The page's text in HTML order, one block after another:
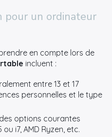
pour un ordinateur
en compte lors de
incluent :
entre 13 et 17
personnelles et le type
options courantes
i7, AMD Ryzen, etc.